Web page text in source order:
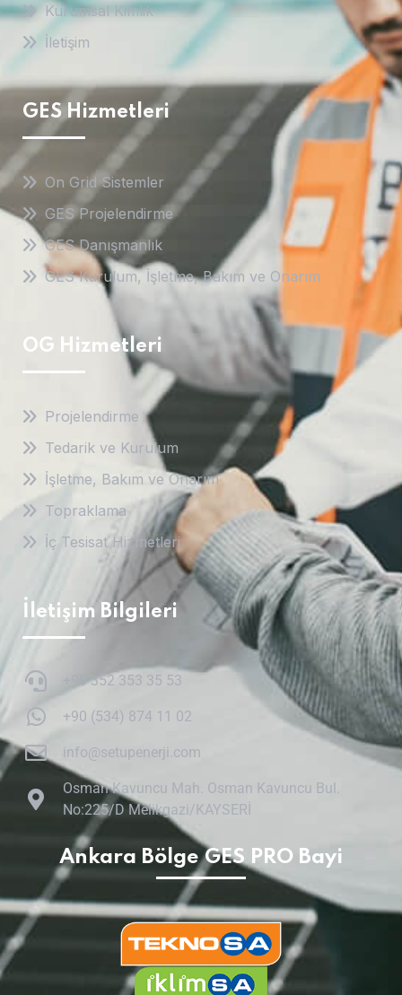
Kurumsal Kimlik
İletişim
GES Hizmetleri
On Grid Sistemler
GES Projelendirme
GES Danışmanlık
GES Kurulum, İşletme, Bakım ve Onarım
OG Hizmetleri
Projelendirme
Tedarik ve Kurulum
İşletme, Bakım ve Onarım
Topraklama
İç Tesisat Hizmetleri
İletişim Bilgileri
+90 352 353 35 53
+90 (534) 874 11 02
info@setupenerji.com
Osman Kavuncu Mah. Osman Kavuncu Bul.
No:225/D Melikgazi/KAYSERİ
Ankara Bölge GES PRO Bayi